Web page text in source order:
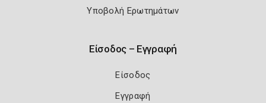
Υποβολή Ερωτημάτων
Είσοδος – Εγγραφή
Είσοδος
Εγγραφή